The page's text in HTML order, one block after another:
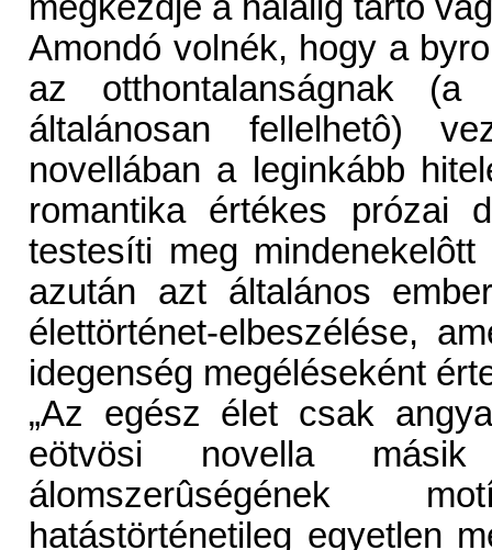
Amondó volnék, hogy a
az otthontalanságnak (a
általánosan fellelhetô)
novellában a leginkább
romantika értékes prózai
testesíti meg
azután azt általános
élettörténet-elbeszélése,
idegenség megéléseként
„Az egész élet csak
eötvösi novella
álomszerûségének
hatástörténetileg egyetlen